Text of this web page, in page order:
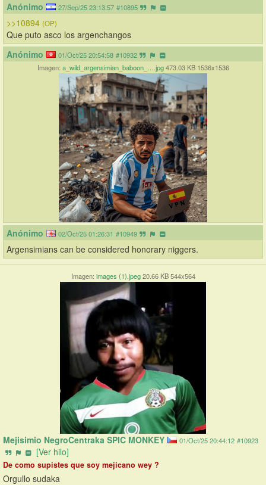
Anónimo
27/Sep/25 23:13:57 #10895
>>10894 (OP)
Que puto asco los argenchangos
Anónimo
01/Oct/25 20:54:58 #10932
Imagen: a_wild_argensimian_baboon_….jpg 473.03 KB 1536x1536
Anónimo 02/Oct/25 01:26:31 #10949
Argensimians can be considered honorary niggers.
Imagen: images (1).jpeg 20.66 KB 544x564
Mejisimio NegroCentraka SPIC MONKEY 01/Oct/25 20:44:12 #10923
[Ver hilo]
De como supistes que soy mejicano wey ?
Orgullo sudaka